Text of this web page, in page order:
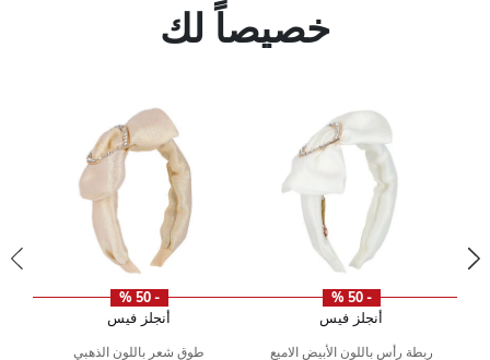
خصيصاً لك
- 50 %
أنجلز فيس
ربطة رأس باللون الأبيض الاميع
- 50 %
أنجلز فيس
طوق شعر باللون الذهبي